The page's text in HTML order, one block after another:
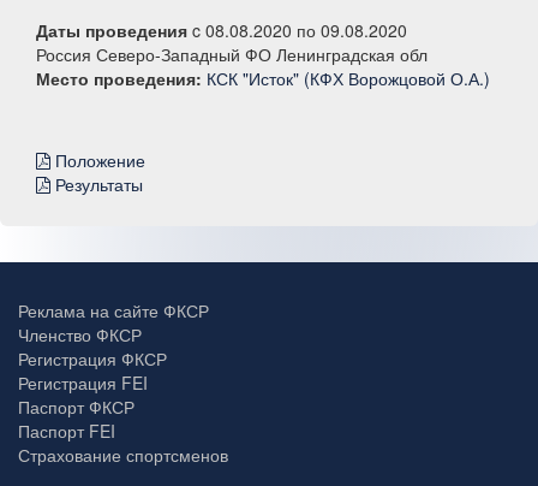
Даты проведения c 08.08.2020 по 09.08.2020
Россия Северо-Западный ФО Ленинградская обл
Место проведения: КСК "Исток" (КФХ Ворожцовой О.А.)
Положение
Результаты
Реклама на сайте ФКСР
Членство ФКСР
Регистрация ФКСР
Регистрация FEI
Паспорт ФКСР
Паспорт FEI
Страхование спортсменов